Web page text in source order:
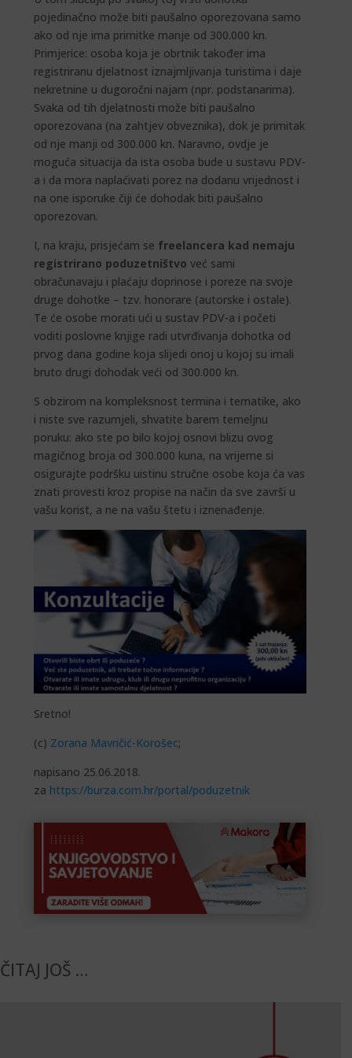
pojedinačno može biti paušalno oporezovana samo
ako od nje ima primitke manje od 300.000 kn.
Primjerice: osoba koja je obrtnik također ima
registriranu djelatnost iznajmljivanja turistima i daje
nekretnine u dugoročni najam (npr. podstanarima).
Svaka od tih djelatnosti može biti paušalno
oporezovana (na zahtjev obveznika), dok je primitak
od nje manji od 300.000 kn. Naravno, ovdje je
moguća situacija da ista osoba bude u sustavu PDV-
a i da mora naplaćivati porez na dodanu vrijednost i
na one isporuke čiji će dohodak biti paušalno
oporezovan.
I, na kraju, prisjećam se freelancera kad nemaju
registrirano poduzetništvo već sami
obračunavaju i plaćaju doprinose i poreze na svoje
druge dohotke – tzv. honorare (autorske i ostale).
Te će osobe morati ući u sustav PDV-a i početi
voditi poslovne knjige radi utvrđivanja dohotka od
prvog dana godine koja slijedi onoj u kojoj su imali
bruto drugi dohodak veći od 300.000 kn.
S obzirom na kompleksnost termina i tematike, ako
i niste sve razumjeli, shvatite barem temeljnu
poruku: ako ste po bilo kojoj osnovi blizu ovog
magičnog broja od 300.000 kuna, na vrijeme si
osigurajte podršku uistinu stručne osobe koja ća vas
znati provesti kroz propise na način da sve završi u
vašu korist, a ne na vašu štetu i iznenađenje.
Sretno!
(c) Zorana Mavričić-Korošec;
napisano 25.06.2018.
za https://burza.com.hr/portal/poduzetnik
ČITAJ JOŠ …